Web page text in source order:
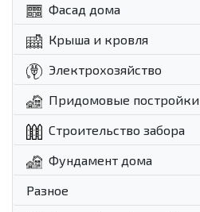
Фасад дома
Крыша и кровля
Электрохозяйство
Придомовые постройки
Строительство забора
Фундамент дома
Разное